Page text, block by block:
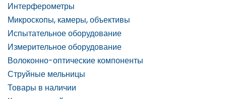
Интерферометры
Микроскопы, камеры, объективы
Испытательное оборудование
Измерительное оборудование
Волоконно-оптические компоненты
Струйные мельницы
Товары в наличии